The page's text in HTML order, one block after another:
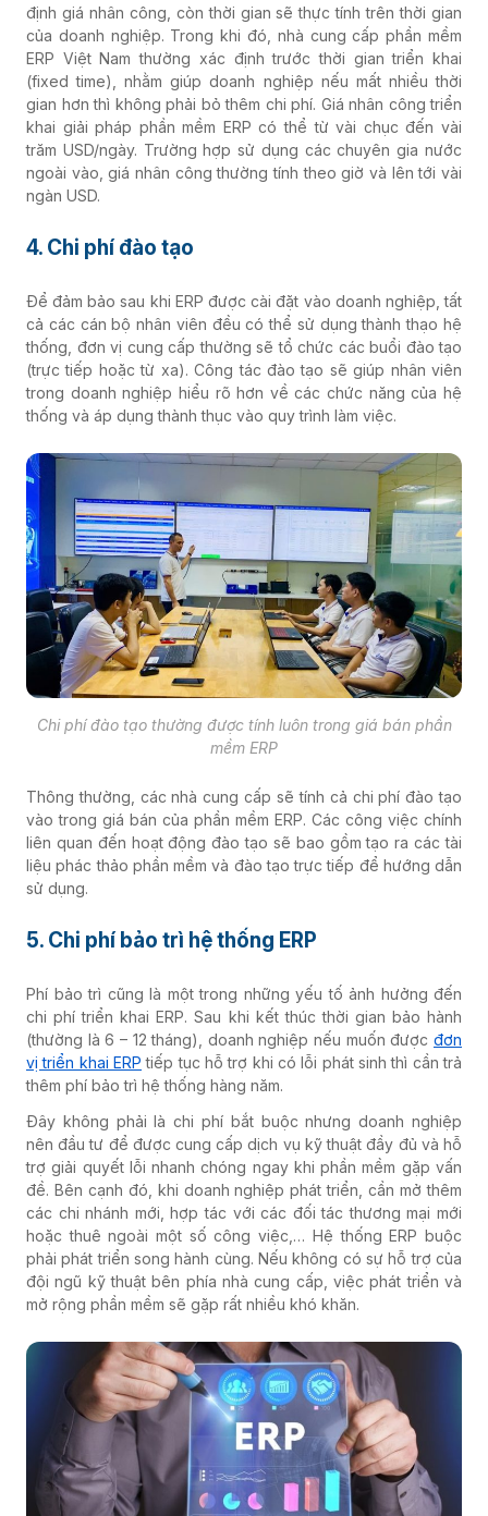
định giá nhân công, còn thời gian sẽ thực tính trên thời gian
của doanh nghiệp. Trong khi đó, nhà cung cấp phần mềm
ERP Việt Nam thường xác định trước thời gian triển khai
(fixed time), nhằm giúp doanh nghiệp nếu mất nhiều thời
gian hơn thì không phải bỏ thêm chi phí. Giá nhân công triển
khai giải pháp phần mềm ERP có thể từ vài chục đến vài
trăm USD/ngày. Trường hợp sử dụng các chuyên gia nước
ngoài vào, giá nhân công thường tính theo giờ và lên tới vài
ngàn USD.
4. Chi phí đào tạo
Để đảm bảo sau khi ERP được cài đặt vào doanh nghiệp, tất
cả các cán bộ nhân viên đều có thể sử dụng thành thạo hệ
thống, đơn vị cung cấp thường sẽ tổ chức các buổi đào tạo
(trực tiếp hoặc từ xa). Công tác đào tạo sẽ giúp nhân viên
trong doanh nghiệp hiểu rõ hơn về các chức năng của hệ
thống và áp dụng thành thục vào quy trình làm việc.
Chi phí đào tạo thường được tính luôn trong giá bán phần
mềm ERP
Thông thường, các nhà cung cấp sẽ tính cả chi phí đào tạo
vào trong giá bán của phần mềm ERP. Các công việc chính
liên quan đến hoạt động đào tạo sẽ bao gồm tạo ra các tài
liệu phác thảo phần mềm và đào tạo trực tiếp để hướng dẫn
sử dụng.
5. Chi phí bảo trì hệ thống ERP
Phí bảo trì cũng là một trong những yếu tố ảnh hưởng đến
chi phí triển khai ERP. Sau khi kết thúc thời gian bảo hành
(thường là 6 – 12 tháng), doanh nghiệp nếu muốn được đơn
vị triển khai ERP tiếp tục hỗ trợ khi có lỗi phát sinh thì cần trả
thêm phí bảo trì hệ thống hàng năm.
Đây không phải là chi phí bắt buộc nhưng doanh nghiệp
nên đầu tư để được cung cấp dịch vụ kỹ thuật đầy đủ và hỗ
trợ giải quyết lỗi nhanh chóng ngay khi phần mềm gặp vấn
đề. Bên cạnh đó, khi doanh nghiệp phát triển, cần mở thêm
các chi nhánh mới, hợp tác với các đối tác thương mại mới
hoặc thuê ngoài một số công việc,… Hệ thống ERP buộc
phải phát triển song hành cùng. Nếu không có sự hỗ trợ của
đội ngũ kỹ thuật bên phía nhà cung cấp, việc phát triển và
mở rộng phần mềm sẽ gặp rất nhiều khó khăn.